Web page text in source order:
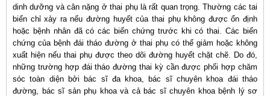
dinh dưỡng và cân nặng ở thai phụ là rất quan trọng. Thường các tai
biến chỉ xảy ra nếu đường huyết của thai phụ không được ổn định
hoặc bệnh nhân đã có các biến chứng trước khi có thai. Các biến
chứng của bệnh đái tháo đường ở thai phụ có thể giảm hoặc không
xuất hiện nếu thai phụ được theo dõi đường huyết chặt chẽ. Do đó,
những trường hợp đái tháo đường thai kỳ cần được phối hợp chăm
sóc toàn diện bởi bác sĩ đa khoa, bác sĩ chuyên khoa đái tháo
đường, bác sĩ sản phụ khoa và cả bác sĩ chuyên khoa bệnh lý sơ